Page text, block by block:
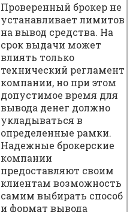
Проверенный брокер не
устанавливает лимитов
на вывод средства. На
срок выдачи может
влиять только
технический регламент
компании, но при этом
допустимое время для
вывода денег должно
укладываться в
определенные рамки.
Надежные брокерские
компании
предоставляют своим
клиентам возможность
самим выбирать способ
и формат вывода